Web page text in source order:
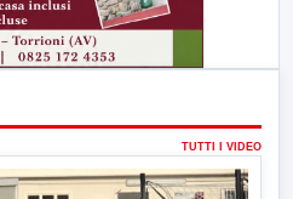
TUTTI I VIDEO